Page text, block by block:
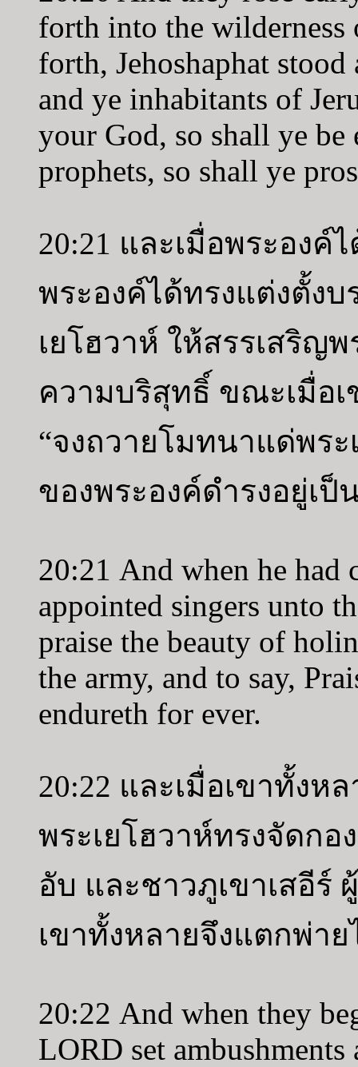
forth into the wilderness
forth, Jehoshaphat
and ye inhabitants of
your God, so shall ye be
prophets, so shall ye
20:21 และเมื่อพระอง
พระองค์ได้ทรงแต่งตั้งบ
เยโฮวาห์ ให้สรรเสริญ
ความบริสุทธิ์ ขณะเมื่อ
“จงถวายโมทนาแด่พระ
ของพระองค์ดำรงอยู่เป็
20:21 And when he had
appointed singers unto
praise the beauty of
the army, and to say,
endureth for ever.
20:22 และเมื่อเขาทั้งห
พระเยโฮวาห์ทรงจัดก
อับ และชาวภูเขาเสอีร์
เขาทั้งหลายจึงแตกพ่าย
20:22 And when they
LORD set